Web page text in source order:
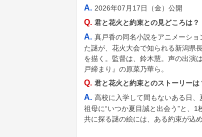
A. 2026年07月17日（金）公開
Q. 君と花火と約束との見どころは？
A. 真戸香の同名小説をアニメーシ
た謎が、花火大会で知られる新潟県
を描く。監督は、鈴木慧。声の出演
戸締まり』の原菜乃華ら。
Q. 君と花火と約束とのストーリーは
A. 高校に入学して間もないある日
祖母に“いつか夏目誠と出会う”と、
共に探る謎の絵には、ある約束が込